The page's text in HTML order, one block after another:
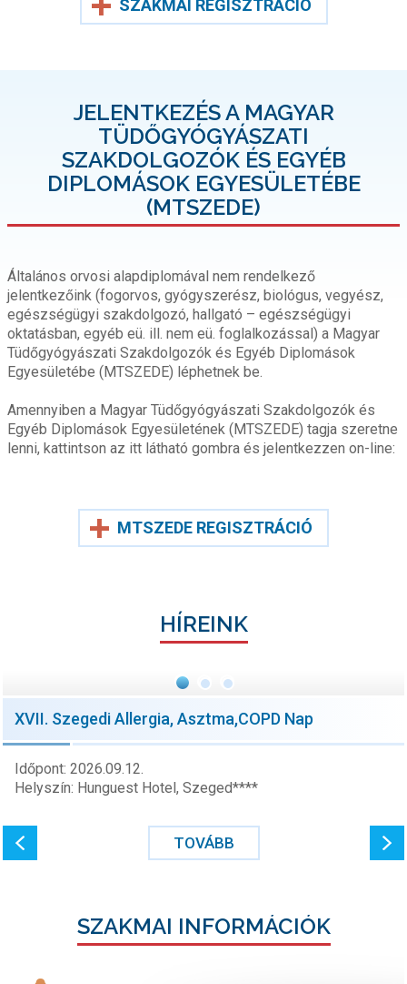
SZAKMAI REGISZTRÁCIÓ
JELENTKEZÉS A MAGYAR
TÜDŐGYÓGYÁSZATI
SZAKDOLGOZÓK ÉS EGYÉB
DIPLOMÁSOK EGYESÜLETÉBE
(MTSZEDE)
Általános orvosi alapdiplomával nem rendelkező
jelentkezőink (fogorvos, gyógyszerész, biológus, vegyész,
egészségügyi szakdolgozó, hallgató – egészségügyi
oktatásban, egyéb eü. ill. nem eü. foglalkozással) a Magyar
Tüdőgyógyászati Szakdolgozók és Egyéb Diplomások
Egyesületébe (MTSZEDE) léphetnek be.
Amennyiben a Magyar Tüdőgyógyászati Szakdolgozók és
Egyéb Diplomások Egyesületének (MTSZEDE) tagja szeretne
lenni, kattintson az itt látható gombra és jelentkezzen on-line:
MTSZEDE REGISZTRÁCIÓ
HÍREINK
XVII. Szegedi Allergia, Asztma,COPD Nap
Időpont: 2026.09.12.
Helyszín: Hunguest Hotel, Szeged****
TOVÁBB
SZAKMAI INFORMÁCIÓK